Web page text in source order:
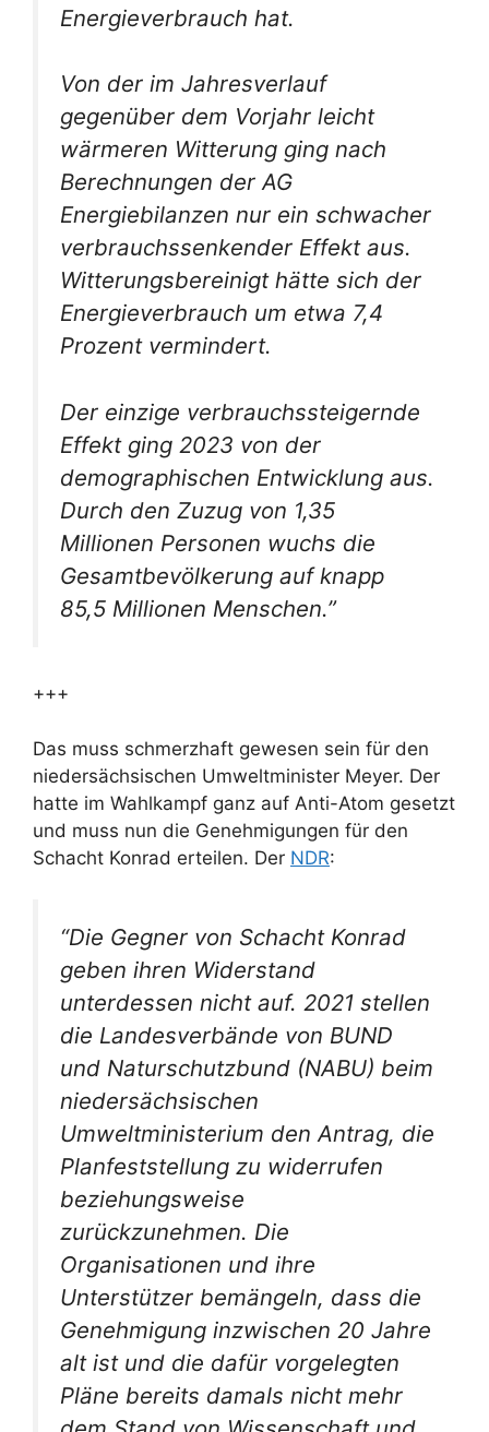
Energieverbrauch hat.
Von der im Jahresverlauf
gegenüber dem Vorjahr leicht
wärmeren Witterung ging nach
Berechnungen der AG
Energiebilanzen nur ein schwacher
verbrauchssenkender Effekt aus.
Witterungsbereinigt hätte sich der
Energieverbrauch um etwa 7,4
Prozent vermindert.
Der einzige verbrauchssteigernde
Effekt ging 2023 von der
demographischen Entwicklung aus.
Durch den Zuzug von 1,35
Millionen Personen wuchs die
Gesamtbevölkerung auf knapp
85,5 Millionen Menschen.”
+++
Das muss schmerzhaft gewesen sein für den
niedersächsischen Umweltminister Meyer. Der
hatte im Wahlkampf ganz auf Anti-Atom gesetzt
und muss nun die Genehmigungen für den
Schacht Konrad erteilen. Der NDR:
“Die Gegner von Schacht Konrad
geben ihren Widerstand
unterdessen nicht auf. 2021 stellen
die Landesverbände von BUND
und Naturschutzbund (NABU) beim
niedersächsischen
Umweltministerium den Antrag, die
Planfeststellung zu widerrufen
beziehungsweise
zurückzunehmen. Die
Organisationen und ihre
Unterstützer bemängeln, dass die
Genehmigung inzwischen 20 Jahre
alt ist und die dafür vorgelegten
Pläne bereits damals nicht mehr